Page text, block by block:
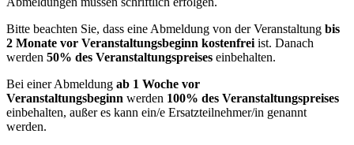
Bitte beachten Sie, dass eine Abmeldung von der Veranstaltung bis
2 Monate vor Veranstaltungsbeginn kostenfrei ist. Danach
werden 50% des Veranstaltungspreises einbehalten.
Bei einer Abmeldung ab 1 Woche vor
Veranstaltungsbeginn werden 100% des Veranstaltungspreises
einbehalten, außer es kann ein/e Ersatzteilnehmer/in genannt
werden.